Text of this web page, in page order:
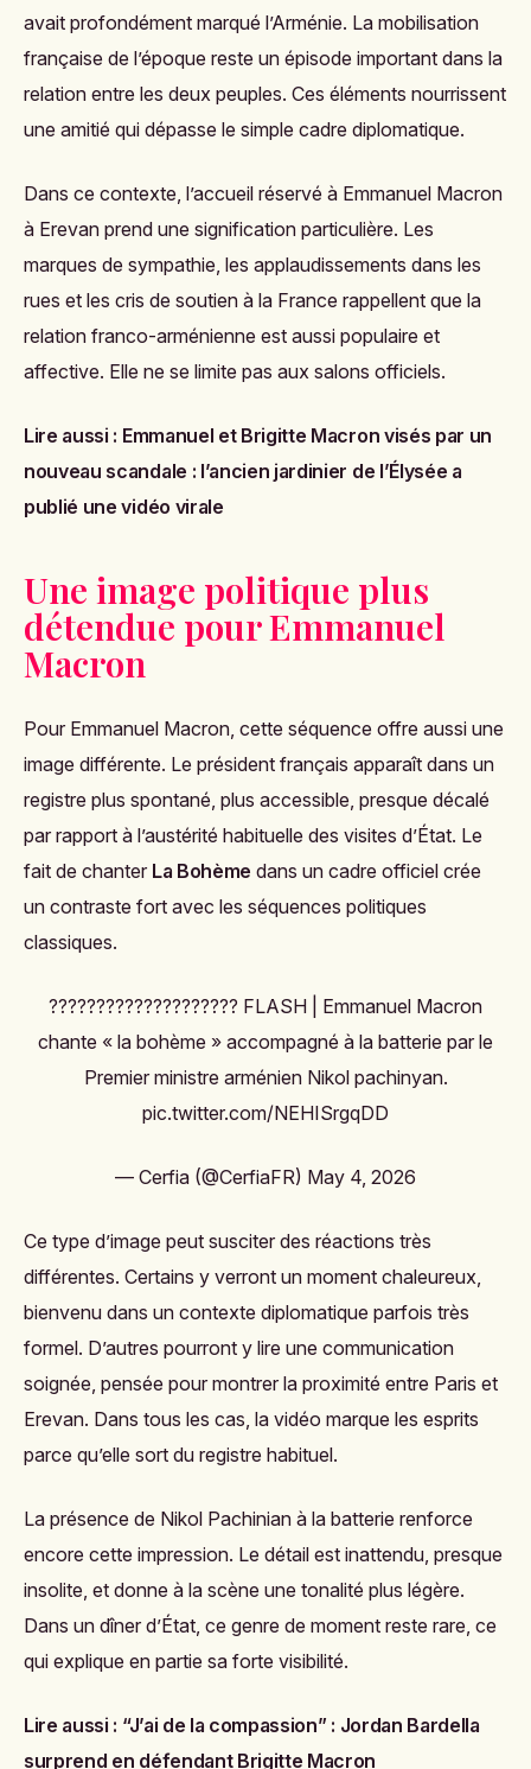
avait profondément marqué l’Arménie. La mobilisation
française de l’époque reste un épisode important dans la
relation entre les deux peuples. Ces éléments nourrissent
une amitié qui dépasse le simple cadre diplomatique.
Dans ce contexte, l’accueil réservé à Emmanuel Macron
à Erevan prend une signification particulière. Les
marques de sympathie, les applaudissements dans les
rues et les cris de soutien à la France rappellent que la
relation franco-arménienne est aussi populaire et
affective. Elle ne se limite pas aux salons officiels.
Lire aussi : Emmanuel et Brigitte Macron visés par un
nouveau scandale : l’ancien jardinier de l’Élysée a
publié une vidéo virale
Une image politique plus
détendue pour Emmanuel
Macron
Pour Emmanuel Macron, cette séquence offre aussi une
image différente. Le président français apparaît dans un
registre plus spontané, plus accessible, presque décalé
par rapport à l’austérité habituelle des visites d’État. Le
fait de chanter La Bohème dans un cadre officiel crée
un contraste fort avec les séquences politiques
classiques.
???????????????????? FLASH | Emmanuel Macron
chante « la bohème » accompagné à la batterie par le
Premier ministre arménien Nikol pachinyan.
pic.twitter.com/NEHISrgqDD
— Cerfia (@CerfiaFR) May 4, 2026
Ce type d’image peut susciter des réactions très
différentes. Certains y verront un moment chaleureux,
bienvenu dans un contexte diplomatique parfois très
formel. D’autres pourront y lire une communication
soignée, pensée pour montrer la proximité entre Paris et
Erevan. Dans tous les cas, la vidéo marque les esprits
parce qu’elle sort du registre habituel.
La présence de Nikol Pachinian à la batterie renforce
encore cette impression. Le détail est inattendu, presque
insolite, et donne à la scène une tonalité plus légère.
Dans un dîner d’État, ce genre de moment reste rare, ce
qui explique en partie sa forte visibilité.
Lire aussi : “J’ai de la compassion” : Jordan Bardella
surprend en défendant Brigitte Macron